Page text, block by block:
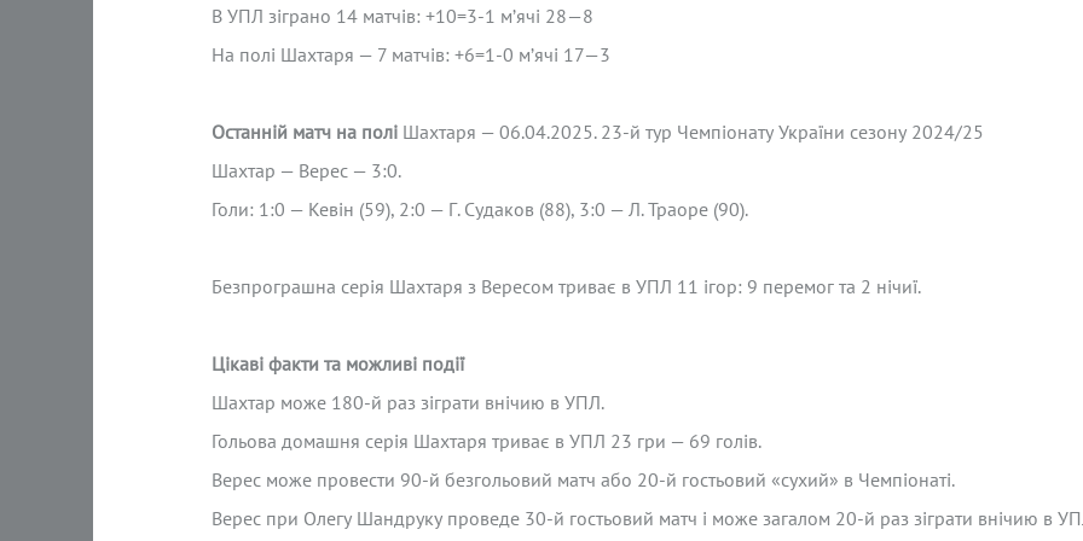
В УПЛ зіграно 14 матчів: +10=3-1 м’ячі 28—8
На полі Шахтаря — 7 матчів: +6=1-0 м’ячі 17—3
Останній матч на полі Шахтаря — 06.04.2025. 23-й тур Чемпіонату України сезону 2024/25
Шахтар — Верес — 3:0.
Голи: 1:0 — Кевін (59), 2:0 — Г. Судаков (88), 3:0 — Л. Траоре (90).
Безпрограшна серія Шахтаря з Вересом триває в УПЛ 11 ігор: 9 перемог та 2 нічиї.
Цікаві факти та можливі події
Шахтар може 180-й раз зіграти внічию в УПЛ.
Гольова домашня серія Шахтаря триває в УПЛ 23 гри — 69 голів.
Верес може провести 90-й безгольовий матч або 20-й гостьовий «сухий» в Чемпіонаті.
Верес при Олегу Шандруку проведе 30-й гостьовий матч і може загалом 20-й раз зіграти внічию в